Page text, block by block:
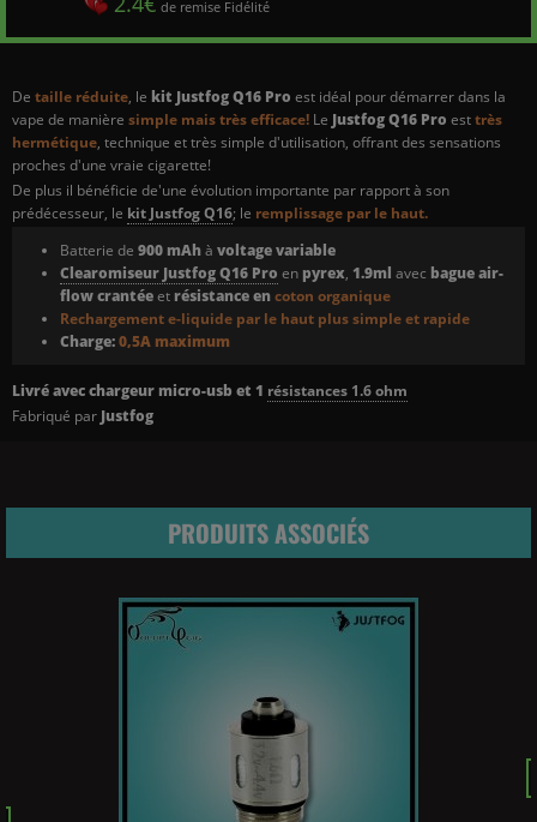
De taille réduite, le kit Justfog Q16 Pro est idéal pour démarrer dans la
vape de manière simple mais très efficace! Le Justfog Q16 Pro esttrès
hermétique, technique et très simple d'utilisation, offrant des sensations
proches d'une vraie cigarette!
De plus il bénéficie de'une évolution importante par rapport à son
prédécesseur, le kit Justfog Q16; le remplissage par le haut.
Batterie de 900 mAhà voltage variable
Clearomiseur Justfog Q16 Pro en pyrex, 1.9ml avec bague air-
flow crantéeet résistance encoton organique
Rechargement e-liquide par le haut plus simple et rapide
Charge:0,5A maximum
Livré avec chargeur micro-usb et 1 résistances 1.6 ohm
Fabriqué par Justfog
de remise Fidélité
PRODUITS ASSOCIÉS